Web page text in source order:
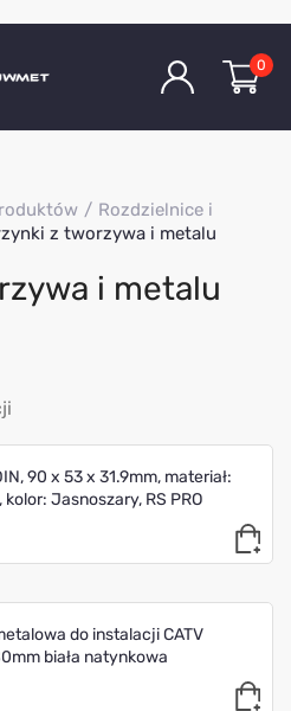
0
Rozdzielnice i
z tworzywa i metalu
i metalu
90 x 53 x 31.9mm, materiał:
kolor: Jasnoszary, RS PRO
do instalacji CATV
biała natynkowa